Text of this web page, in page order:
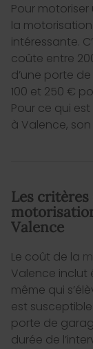
Pour
la
intéressante.
coûte entre
d’une porte
100 et 250 €
Pour ce qui
à Valence,
Les
Valence
Le coût de la
Valence inclut
même qui
est
porte de
durée de